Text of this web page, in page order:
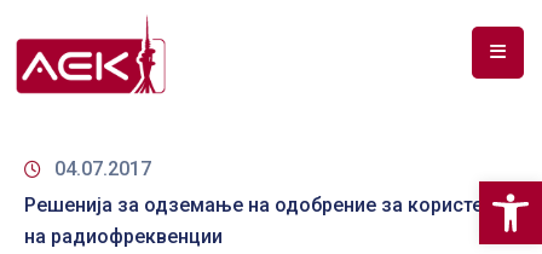
ЗА
ДОКУМЕНТИ
04.07.2017
Решенија за одземање на одобрение за користење
на радиофреквенции